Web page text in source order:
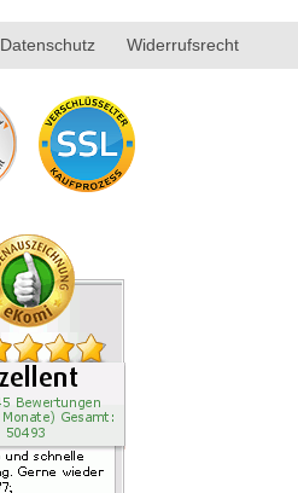
Datenschutz Widerrufsrecht